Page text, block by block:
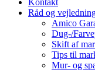
Kontakt
Råd og
Amico
Dug-/
Skift af
Tips til
Mur- og